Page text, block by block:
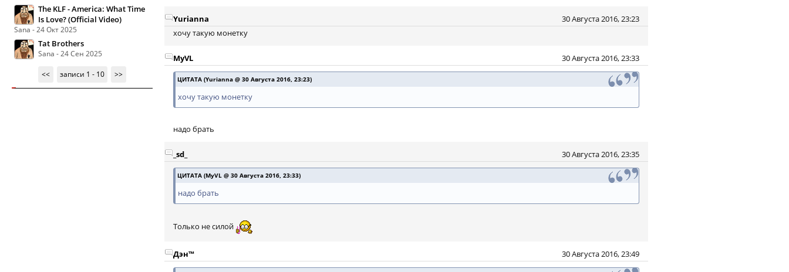
The KLF - America: What Time
Is Love? (Official Video)
Sana - 24 Окт 2025
Tat Brothers
Sana - 24 Сен 2025
<< записи 1 - 10 >>
30 Августа 2016, 23:23
Yurianna
хочу такую монетку
30 Августа 2016, 23:33
MyVL
ЦИТАТА (Yurianna @ 30 Августа 2016, 23:23)
хочу такую монетку
надо брать
30 Августа 2016, 23:35
_sd_
ЦИТАТА (MyVL @ 30 Августа 2016, 23:33)
надо брать
Только не силой
30 Августа 2016, 23:49
Дэн™